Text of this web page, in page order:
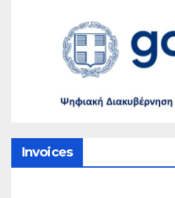
Invoices